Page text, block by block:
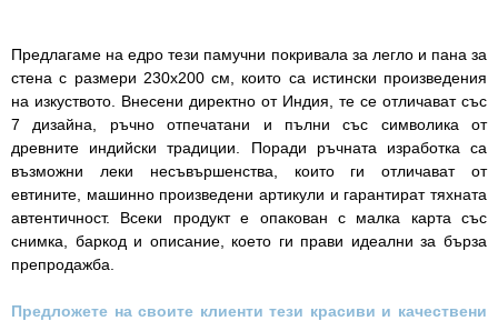
Предлагаме на едро тези памучни покривала за легло и пана за
стена с размери 230х200 см, които са истински произведения
на изкуството. Внесени директно от Индия, те се отличават със
7 дизайна, ръчно отпечатани и пълни със символика от
древните индийски традиции. Поради ръчната изработка са
възможни леки несъвършенства, които ги отличават от
евтините, машинно произведени артикули и гарантират тяхната
автентичност. Всеки продукт е опакован с малка карта със
снимка, баркод и описание, което ги прави идеални за бърза
препродажба.
Предложете на своите клиенти тези красиви и качествени